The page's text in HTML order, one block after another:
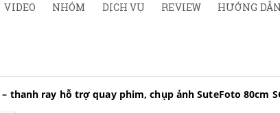
VIDEO NHÓM DỊCH VỤ REVIEW HƯỚNG
thanh ray hỗ trợ quay phim, chụp ảnh SuteFoto 80cm